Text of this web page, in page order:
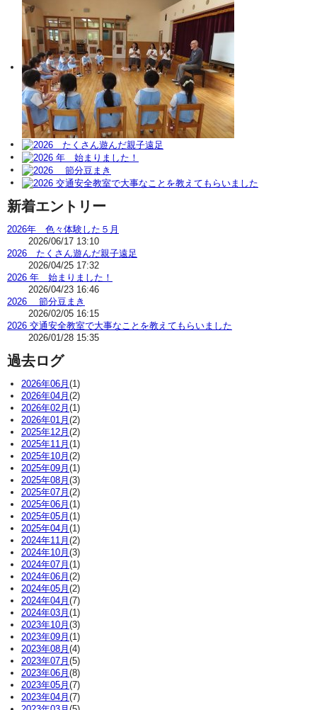
新着エントリー
2026年 色々体験した５月
2026/06/17 13:10
2026 たくさん遊んだ親子遠足
2026/04/25 17:32
2026 年 始まりました！
2026/04/23 16:46
2026 節分豆まき
2026/02/05 16:15
2026 交通安全教室で大事なことを教えてもらいました
2026/01/28 15:35
過去ログ
2026年06月 (1)
2026年04月 (2)
2026年02月 (1)
2026年01月 (2)
2025年12月 (2)
2025年11月 (1)
2025年10月 (2)
2025年09月 (1)
2025年08月 (3)
2025年07月 (2)
2025年06月 (1)
2025年05月 (1)
2025年04月 (1)
2024年11月 (2)
2024年10月 (3)
2024年07月 (1)
2024年06月 (2)
2024年05月 (2)
2024年04月 (7)
2024年03月 (1)
2023年10月 (3)
2023年09月 (1)
2023年08月 (4)
2023年07月 (5)
2023年06月 (8)
2023年05月 (7)
2023年04月 (7)